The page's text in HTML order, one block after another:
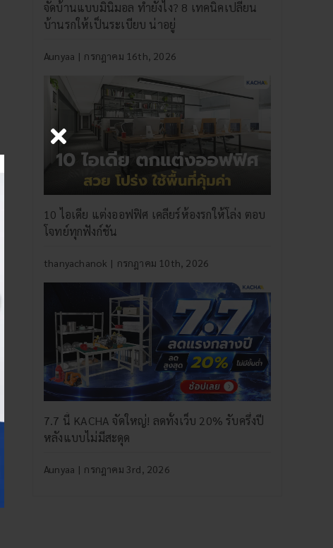
จัดบ้านแบบมินิมอล ทำยังไง? 8 เทคนิคเปลี่ยน
บ้านรกให้เป็นระเบียบ น่าอยู่
Aunyaa | กรกฎาคม 16th, 2026
10 ไอเดีย แต่งออฟฟิศ เคลียร์ห้องรกให้โล่ง ตอบ
โจทย์ทุกฟังก์ชัน
thanyachanok | กรกฎาคม 10th, 2026
7.7 นี้ KACHA จัดใหญ่! ลดทั้งเว็บ 20% รับครึ่งปี
หลังแบบไม่มีสะดุด
Aunyaa | กรกฎาคม 3rd, 2026